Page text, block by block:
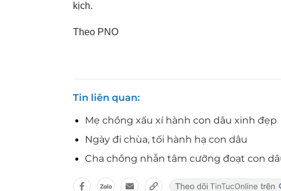
kịch.
Theo PNO
Tin liên quan
Mẹ chồng xấu xí hành con dâu xinh đẹp
Ngày đi chùa, tối hành hạ con dâu
Cha chồng nhẫn tâm cưỡng đoạt con